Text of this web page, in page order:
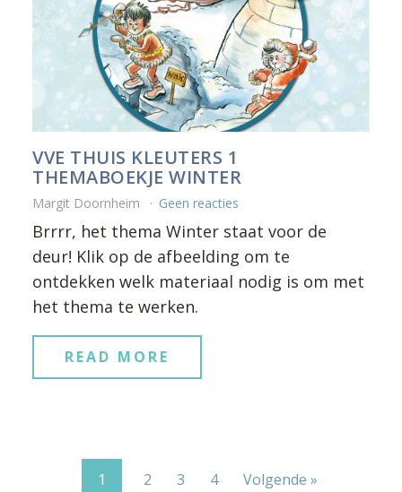
VVE THUIS KLEUTERS 1
THEMABOEKJE WINTER
Margit Doornheim Geen reacties
Brrrr, het thema Winter staat voor de
deur! Klik op de afbeelding om te
ontdekken welk materiaal nodig is om met
het thema te werken.
READ MORE
1 2 3 4 Volgende »